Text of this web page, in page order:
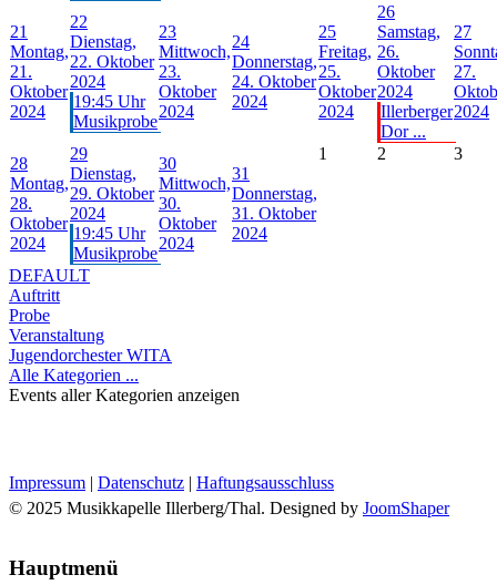
21
Montag,
21.
Oktober
2024
22
Dienstag,
22. Oktober
2024
19:45 Uhr
Musikprobe
23
Mittwoch,
23.
Oktober
2024
24
Donnerstag,
24. Oktober
2024
25
Freitag,
25.
Oktober
2024
26
Samstag,
26.
Oktober
2024
Illerberger
Dor ...
27
27.
2024
28
Montag,
28.
Oktober
2024
29
Dienstag,
29. Oktober
2024
19:45 Uhr
Musikprobe
30
Mittwoch,
30.
Oktober
2024
31
Donnerstag,
31. Oktober
2024
1 2 3
DEFAULT
Auftritt
Probe
Veranstaltung
Jugendorchester WITA
Alle Kategorien ...
Events aller Kategorien anzeigen
Impressum | Datenschutz | Haftungsausschluss
© 2025 Musikkapelle Illerberg/Thal. Designed by JoomShaper
Hauptmenü